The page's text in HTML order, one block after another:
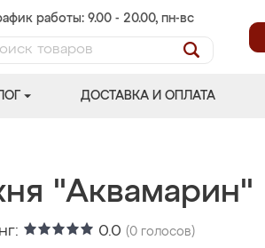
работы: 9.00 - 20.00, пн-вс
ДОСТАВКА И ОПЛАТА
"Аквамарин"
0.0 (0 голосов)